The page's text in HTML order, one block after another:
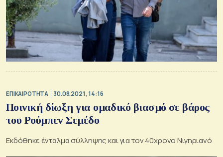
ΕΠΙΚΑΙΡΟΤΗΤΑ 30.08.2021, 14:16
Ποινική δίωξη για ομαδικό βιασμό σε βάρος
του Ρούμπεν Σεμέδο
Εκδόθηκε ένταλμα σύλληψης και για τον 40χρονο Νιγηριανό